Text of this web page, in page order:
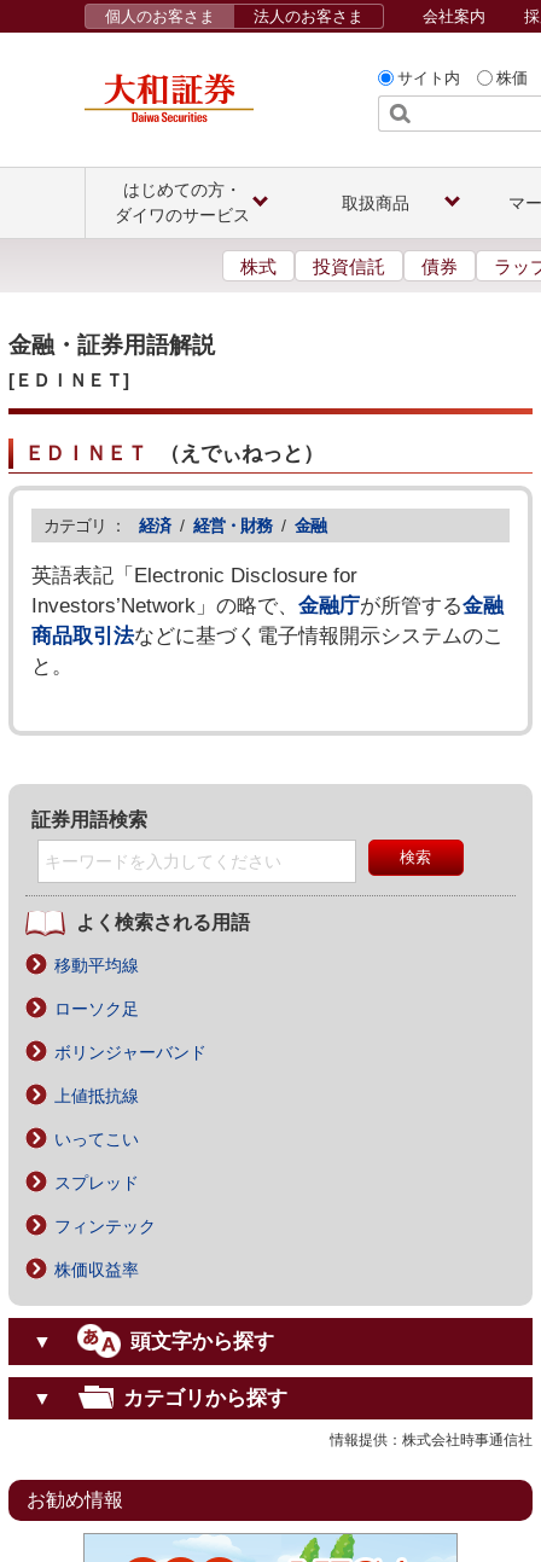
サイト内 株価
個人のお客さま 法人のお客さま 会社案内
はじめての方・
ダイワのサービス
取扱商品 マ
株式 投資信託 債券 ラッ
金融・証券用語解説
[ＥＤＩＮＥＴ]
ＥＤＩＮＥＴ （えでぃねっと ）
カテゴリ ： 経済 / 経営・財務 / 金融
英語表記「Electronic Disclosure for
Investors’Network」の略で、 金融庁が所管する金融
商品取引法などに基づく電子情報開示システムのこ
と。
証券用語検索
よく検索される用語
移動平均線
ローソク足
ボリンジャーバンド
上値抵抗線
いってこい
スプレッド
フィンテック
株価収益率
▼ 頭文字から探す
▼ カテゴリから探す
情報提供：株式会社時事通信社
お勧め情報